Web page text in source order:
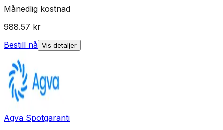
Månedlig kostnad
988.57 kr
Bestill nå Vis detaljer
Agva Spotgaranti